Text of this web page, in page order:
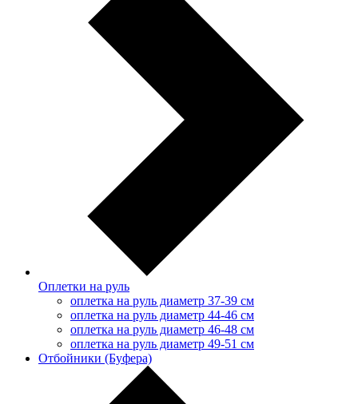
Оплетки на руль
оплетка на руль диаметр 37-39 см
оплетка на руль диаметр 44-46 см
оплетка на руль диаметр 46-48 см
оплетка на руль диаметр 49-51 см
Отбойники (Буфера)